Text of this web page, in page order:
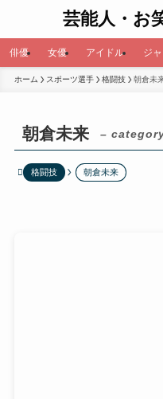
芸能人・お
俳優 女優 アイドル ジ
ホーム スポーツ選手 格闘技 朝倉未
朝倉未来 –
格闘技 朝倉未来